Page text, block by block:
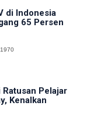
di Indonesia
65 Persen
Ratusan Pelajar
Kenalkan